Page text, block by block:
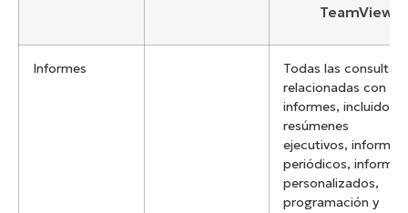
TeamViewer
Informes
Todas las consultas
relacionadas con
informes, incluidos
resúmenes
ejecutivos, informes
periódicos, informes
personalizados,
programación y